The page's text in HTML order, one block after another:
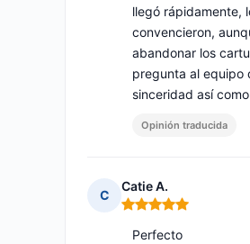
llegó rápidamente,
convencieron,
abandonar los
pregunta al equipo
sinceridad así
Opinión traducida
C
Catie A.
Nota: 5 de 5
Perfecto